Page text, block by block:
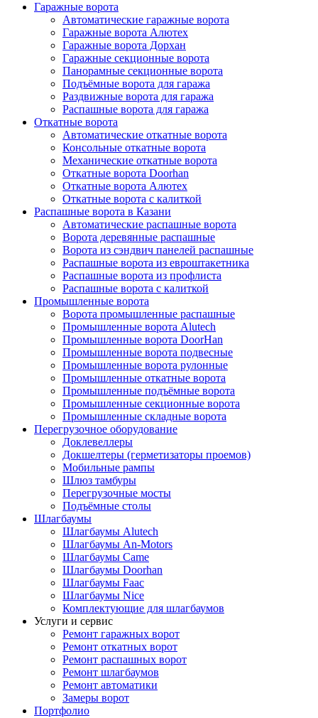
Гаражные ворота
Автоматические гаражные ворота
Гаражные ворота Алютех
Гаражные ворота Дорхан
Гаражные секционные ворота
Панорамные секционные ворота
Подъёмные ворота для гаража
Раздвижные ворота для гаража
Распашные ворота для гаража
Откатные ворота
Автоматические откатные ворота
Консольные откатные ворота
Механические откатные ворота
Откатные ворота Doorhan
Откатные ворота Алютех
Откатные ворота с калиткой
Распашные ворота в Казани
Автоматические распашные ворота
Ворота деревянные распашные
Ворота из сэндвич панелей распашные
Распашные ворота из евроштакетника
Распашные ворота из профлиста
Распашные ворота с калиткой
Промышленные ворота
Ворота промышленные распашные
Промышленные ворота Alutech
Промышленные ворота DoorHan
Промышленные ворота подвесные
Промышленные ворота рулонные
Промышленные откатные ворота
Промышленные подъёмные ворота
Промышленные секционные ворота
Промышленные складные ворота
Перегрузочное оборудование
Доклевеллеры
Докшелтеры (герметизаторы проемов)
Мобильные рампы
Шлюз тамбуры
Перегрузочные мосты
Подъёмные столы
Шлагбаумы
Шлагбаумы Alutech
Шлагбаумы An-Motors
Шлагбаумы Came
Шлагбаумы Doorhan
Шлагбаумы Faac
Шлагбаумы Nice
Комплектующие для шлагбаумов
Услуги и сервис
Ремонт гаражных ворот
Ремонт откатных ворот
Ремонт распашных ворот
Ремонт шлагбаумов
Ремонт автоматики
Замеры ворот
Портфолио